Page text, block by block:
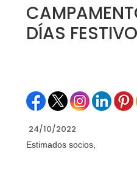
DÍAS
24/10/2022
Estimados socios,